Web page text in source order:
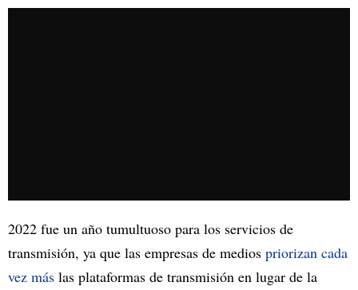
2022 fue un año tumultuoso para los servicios de
transmisión, ya que las empresas de medios priorizan cada
vez más las plataformas de transmisión en lugar de la